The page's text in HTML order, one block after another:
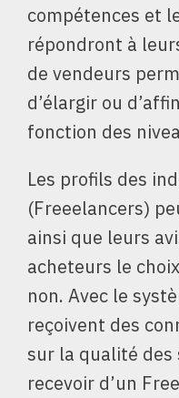
compétences et
répondront à
de vendeurs
d’élargir ou
fonction des
Les profils des
(Freeelancers)
ainsi que leurs
acheteurs le
non. Avec le
reçoivent des
sur la qualité des
recevoir d’un